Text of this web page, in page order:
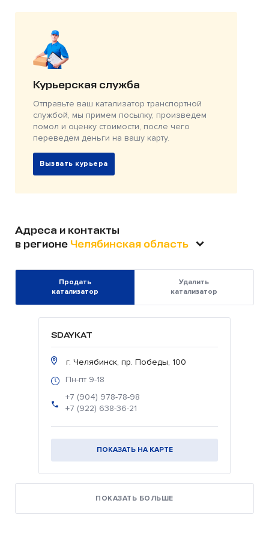
Курьерская служба
Отправьте ваш катализатор транспортной
службой, мы примем посылку, произведем
помол и оценку стоимости, после чего
переведем деньги на вашу карту.
Вызвать курьера
Адреса и контакты
в регионе Челябинская область
Продать
катализатор
Удалить
катализатор
SDAYKAT
г. Челябинск, пр. Победы, 100
Пн-пт 9-18
+7 (904) 978-78-98
+7 (922) 638-36-21
ПОКАЗАТЬ НА КАРТЕ
ПОКАЗАТЬ БОЛЬШЕ